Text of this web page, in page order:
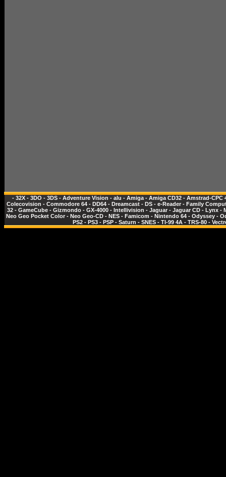
- 32X - 3DO - 3DS - Adventure Vision - alu - Amiga - Amiga CD32 - Amstrad-CPC
Colecovision - Commodore 64- DD64- Dreamcast- DS- e-Reader- Family
32 - GameCube - Gizmondo - GX-4000 - Intellivision - Jaguar - Jaguar CD - Lynx -
Neo Geo Pocket Color - Neo Geo-CD - NES - Famicom - Nintendo 64 - Odyssey -
PS2 - PS3 - PSP - Saturn - SNES - TI-99 4A - TRS-80 -